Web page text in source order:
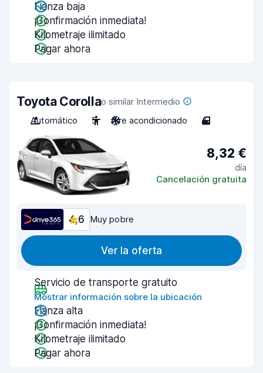
Fianza baja
¡Confirmación inmediata!
Kilometraje ilimitado
Pagar ahora
Toyota Corollao similar Intermedio
Automático
5 Aire acondicionado 4
8,32 €
día
Cancelación gratuita
4,6 Muy pobre
Ver la oferta
Servicio de transporte gratuito
Mostrar información sobre la ubicación
Fianza alta
¡Confirmación inmediata!
Kilometraje ilimitado
Pagar ahora